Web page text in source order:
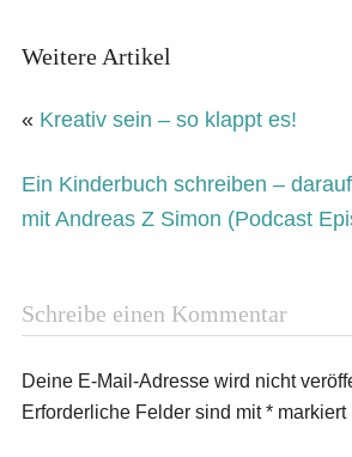
Weitere Artikel
« Kreativ sein – so klappt es!
Ein Kinderbuch schreiben –
mit Andreas Z Simon (Podcast
Schreibe einen Kommentar
Deine E-Mail-Adresse wird nicht
Erforderliche Felder sind mit*markiert